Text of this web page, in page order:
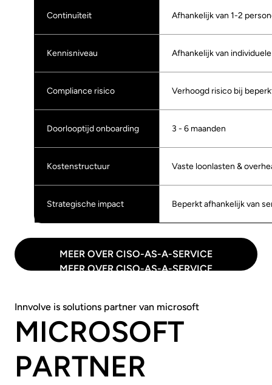
Continuïteit Afhankelijk van 1-2
Kennisniveau Afhankelijk van
Compliance risico Verhoogd risico bij
Doorlooptijd onboarding 3 - 6 maanden
Kostenstructuur Vaste loonlasten &
Strategische impact Beperkt afhankelijk van
MEER OVER CISO-AS-A-SERVICE
MEER OVER CISO-AS-A-SERVICE
Innvolve is solutions partner van microsoft
MICROSOFT
PARTNER